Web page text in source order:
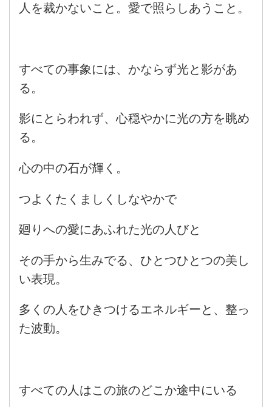
人を裁かないこと。愛で照らしあうこと。
すべての事象には、かならず光と影があ
る。
影にとらわれず、心穏やかに光の方を眺め
る。
心の中の石が輝く。
つよくたくましくしなやかで
廻りへの愛にあふれた光の人びと
その手から生みでる、ひとつひとつの美し
い表現。
多くの人をひきつけるエネルギーと、整っ
た波動。
すべての人はこの旅のどこか途中にいる